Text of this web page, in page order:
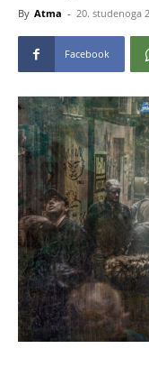
By Atma - 20. studenoga
Facebook